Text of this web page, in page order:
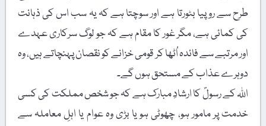
طرح سے روپیا بٹورتا ہے اور سوچتا ہے کہ یہ سب اس کی ذہانت
کی کمائی ہے، مگر غور کا مقام ہے کہ جو لوگ سرکاری عہدے
اور مرتبے سے فائدہ اُٹھا کر قومی خزانے کو نقصان پہنچاتے ہیں، وہ
دوہرے عذاب کے مستحق ہوں گے۔
اللہ کے رسولؐ کا ارشادِ مبارک ہے کہ جو شخص مملکت کی کسی
خدمت پر مامور ہو، چھوٹی ہو یا بڑی وہ عوام یا اہلِ معاملہ سے